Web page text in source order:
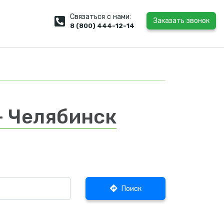
Связаться с нами:
8 (800) 444-12-14
Заказать звонок
Челябинск
Поиск